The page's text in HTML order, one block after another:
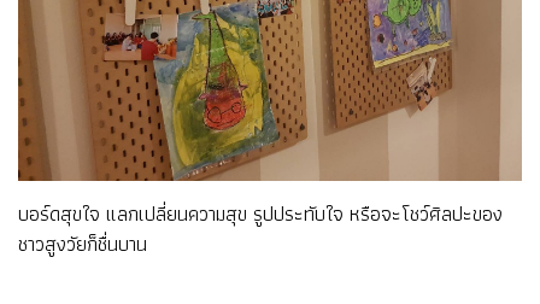
บอร์ดสุขใจ แลกเปลี่ยนความสุข รูปประทับใจ หรือจะโชว์ศิลปะของ
ชาวสูงวัยก็ชื่นบาน